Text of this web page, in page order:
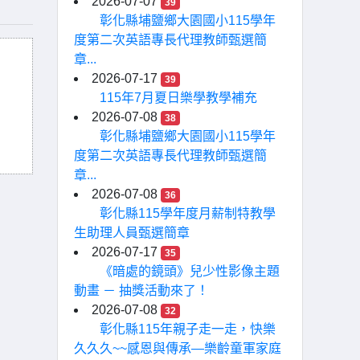
39
彰化縣埔鹽鄉大園國小115學年
度第二次英語專長代理教師甄選簡
章...
2026-07-17
39
115年7月夏日樂學教學補充
2026-07-08
38
彰化縣埔鹽鄉大園國小115學年
度第二次英語專長代理教師甄選簡
章...
2026-07-08
36
彰化縣115學年度月薪制特教學
生助理人員甄選簡章
2026-07-17
35
《暗處的鏡頭》兒少性影像主題
動畫 － 抽獎活動來了！
2026-07-08
32
彰化縣115年親子走一走，快樂
久久久~~感恩與傳承—樂齡童軍家庭